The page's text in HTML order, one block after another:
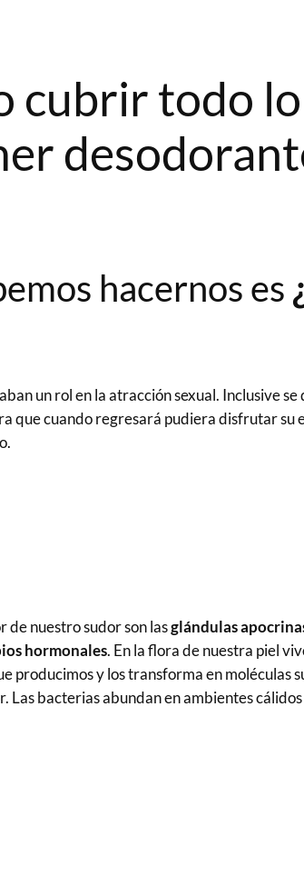
cubrir todo
hacernos es
un rol en la atracción sexual. Inclusive
que cuando regresará pudiera disfrutar su
de nuestro sudor son lasglándulas
hormonales. En la flora de nuestra piel
producimos y los transforma en moléculas
Las bacterias abundan en ambientes